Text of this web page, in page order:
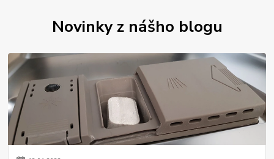
Novinky z nášho blogu